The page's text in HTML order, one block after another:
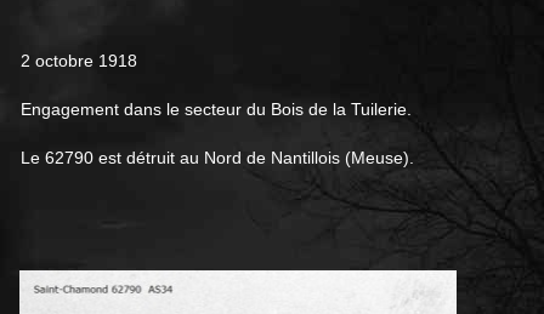
2 octobre 1918
Engagement dans le secteur du Bois de la Tuilerie.
Le 62790 est détruit au Nord de Nantillois (Meuse).